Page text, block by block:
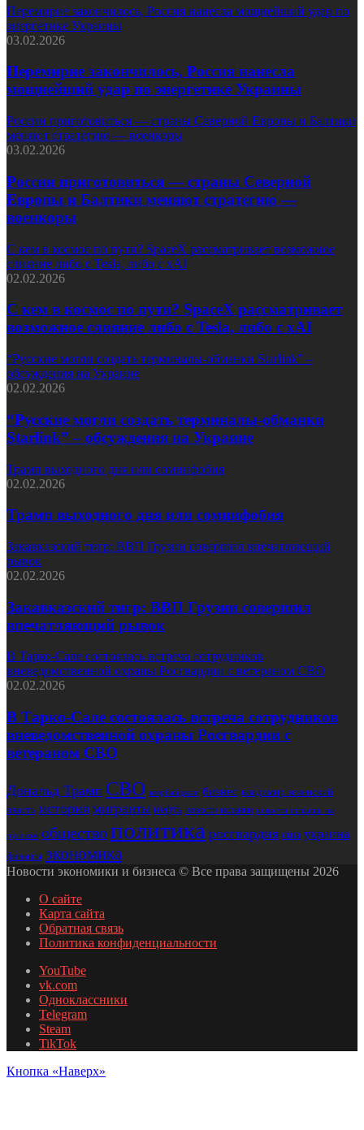
Перемирие закончилось, Россия нанесла мощнейший удар по
энергетике Украины
03.02.2026
Перемирие закончилось, Россия нанесла
мощнейший удар по энергетике Украины
России приготовиться — страны Северной Европы и Балтики
меняют стратегию — военкоры
03.02.2026
России приготовиться — страны Северной
Европы и Балтики меняют стратегию —
военкоры
С кем в космос по пути? SpaceX рассматривает возможное
слияние либо с Tesla, либо с xAI
02.02.2026
С кем в космос по пути? SpaceX рассматривает
возможное слияние либо с Tesla, либо с xAI
“Русские могли создать терминалы-обманки Starlink” –
обсуждения на Украине
02.02.2026
“Русские могли создать терминалы-обманки
Starlink” – обсуждения на Украине
Трамп выходного дня или сомнифобия
02.02.2026
Трамп выходного дня или сомнифобия
Закавказский тигр: ВВП Грузии совершил впечатляющий
рывок
02.02.2026
Закавказский тигр: ВВП Грузии совершил
впечатляющий рывок
В Тарко-Сале состоялась встреча сотрудников
вневедомственной охраны Росгвардии с ветераном СВО
02.02.2026
В Тарко-Сале состоялась встреча сотрудников
вневедомственной охраны Росгвардии с
ветераном СВО
Дональд Трамп СВО азербайджан бизнес владимир зеленский
власть история мигранты нефть новости испании новости испании на
русском обществополитика росгвардия сша украина
финансы экономика
Новости экономики и бизнеса © Все права защищены 2026
О сайте
Карта сайта
Обратная связь
Политика конфиденциальности
YouTube
vk.com
Одноклассники
Telegram
Steam
TikTok
Кнопка «Наверх»